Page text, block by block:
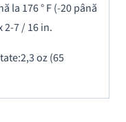
la 176 ° F (-20 până
2-7 / 16 in.
2,3 oz (65